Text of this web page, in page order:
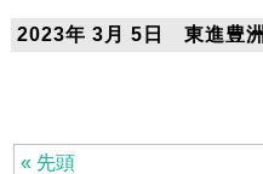
2023年 3月 5日 東進豊洲
« 先頭